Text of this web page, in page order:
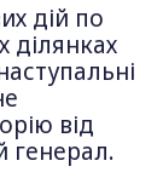
дій по
ділянках
від
генерал.